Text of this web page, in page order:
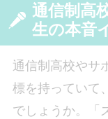
通信制高
生の本音
通信制高校やサ
標を持っていて
でしょうか。「